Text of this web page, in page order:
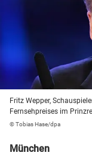
Fritz Wepper,
Fernsehpreises im
© Tobias Hase/dpa
München